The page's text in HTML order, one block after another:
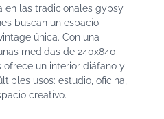
en las tradicionales gypsy
buscan un espacio
única. Con una
medidas de 240x840
un interior diáfano y
usos: estudio, oficina,
creativo.